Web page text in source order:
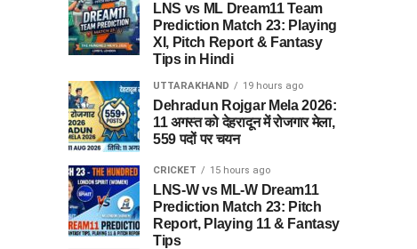
LNS vs ML Dream11 Team
Prediction Match 23: Playing
XI, Pitch Report & Fantasy
Tips in Hindi
UTTARAKHAND 19 hours ago
Dehradun Rojgar Mela 2026:
11 अगस्त को देहरादून में रोजगार मेला,
559 पदों पर चयन
CRICKET 15 hours ago
LNS-W vs ML-W Dream11
Prediction Match 23: Pitch
Report, Playing 11 & Fantasy
Tips